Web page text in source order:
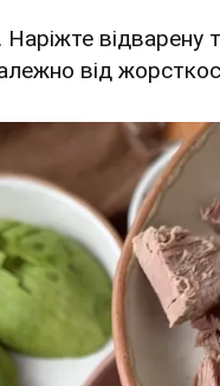
Наріжте відварену
від